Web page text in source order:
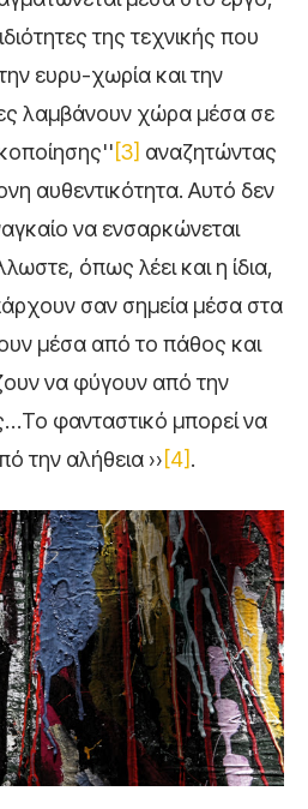
της τεχνικής που
ευρυ-χωρία και την
λαμβάνουν χώρα μέσα σε
[3] αναζητώντας
αυθεντικότητα. Αυτό δεν
να ενσαρκώνεται
όπως λέει και η ίδια,
σαν σημεία μέσα στα
μέσα από το πάθος και
να φύγουν από την
φανταστικό μπορεί να
την αλήθεια ››[4].